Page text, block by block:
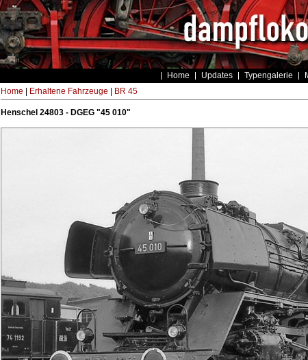
Home Updates Typengalerie
Home Erhaltene Fahrzeuge BR 45
Henschel 24803 - DGEG "45 010"